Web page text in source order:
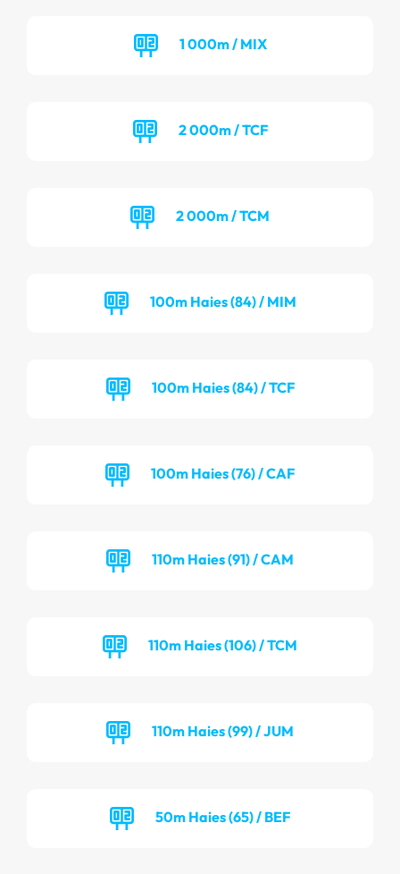
1 000m / MIX
2 000m / TCF
2 000m / TCM
100m Haies (84) / MIM
100m Haies (84) / TCF
100m Haies (76) / CAF
110m Haies (91) / CAM
110m Haies (106) / TCM
110m Haies (99) / JUM
50m Haies (65) / BEF